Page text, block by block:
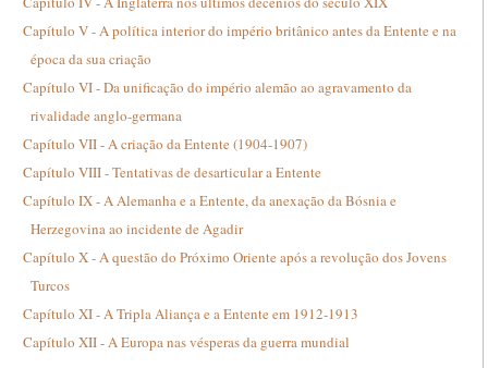
Capítulo V - A política interior do império britânico antes da Entente e na
época da sua criação
Capítulo VI - Da unificação do império alemão ao agravamento da
rivalidade anglo-germana
Capítulo VII - A criação da Entente (1904-1907)
Capítulo VIII - Tentativas de desarticular a Entente
Capítulo IX - A Alemanha e a Entente, da anexação da Bósnia e
Herzegovina ao incidente de Agadir
Capítulo X - A questão do Próximo Oriente após a revolução dos Jovens
Turcos
Capítulo XI - A Tripla Aliança e a Entente em 1912-1913
Capítulo XII - A Europa nas vésperas da guerra mundial